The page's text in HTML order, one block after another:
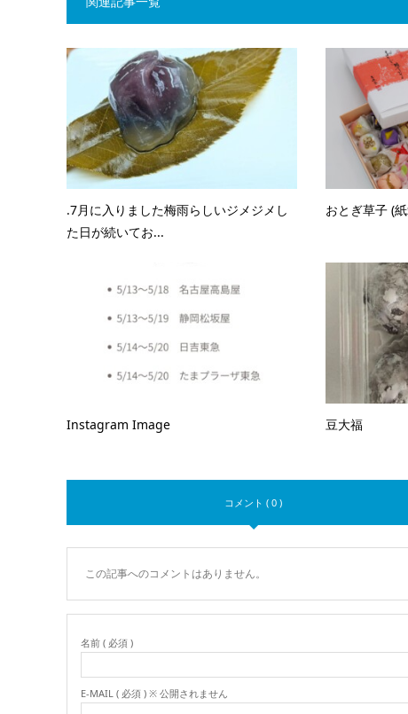
.7月に入りました梅雨らしいジメジメし
た日が続いてお...
おとぎ草子 (
Instagram Image 豆大福
コメント ( 0 )
この記事へのコメントはありません。
名前 ( 必須 )
E-MAIL ( 必須 ) ※ 公開されません